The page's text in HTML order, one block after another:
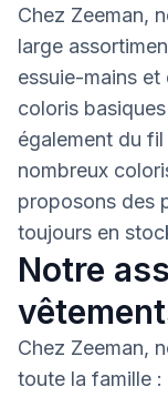
Chez Zeeman,
large
essuie-mains
coloris
également du
nombreux
proposons des
toujours en
Notre
Chez Zeeman,
toute la famille